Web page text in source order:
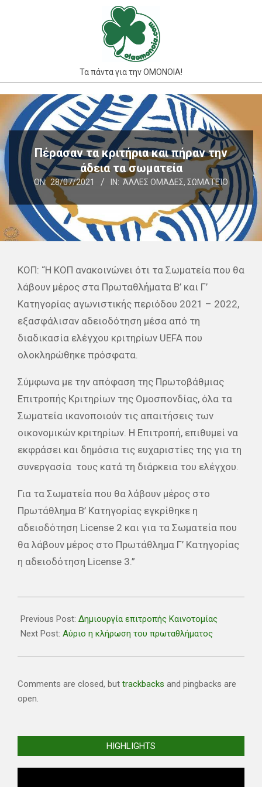
Τα πάντα για την ΟΜΟΝΟΙΑ!
Primary
Navigation
Menu
Πέρασαν τα κριτήρια και πήραν την
άδεια τα σωματεία
ON: 28/07/2021 IN: ΆΛΛΕΣ ΟΜΆΔΕΣ, ΣΩΜΑΤΕΊΟ
ΚΟΠ: “Η ΚΟΠ ανακοινώνει ότι τα Σωματεία που θα
λάβουν μέρος στα Πρωταθλήματα Β’ και Γ’
Κατηγορίας αγωνιστικής περιόδου 2021 – 2022,
εξασφάλισαν αδειοδότηση μέσα από τη
διαδικασία ελέγχου κριτηρίων UEFA που
ολοκληρώθηκε πρόσφατα.
Σύμφωνα με την απόφαση της Πρωτοβάθμιας
Επιτροπής Κριτηρίων της Ομοσπονδίας, όλα τα
Σωματεία ικανοποιούν τις απαιτήσεις των
οικονομικών κριτηρίων. Η Επιτροπή, επιθυμεί να
εκφράσει και δημόσια τις ευχαριστίες της για τη
συνεργασία τους κατά τη διάρκεια του ελέγχου.
Για τα Σωματεία που θα λάβουν μέρος στο
Πρωτάθλημα Β’ Κατηγορίας εγκρίθηκε η
αδειοδότηση License 2 και για τα Σωματεία που
θα λάβουν μέρος στο Πρωτάθλημα Γ’ Κατηγορίας
η αδειοδότηση License 3.”
07-
28
Previous Post: Δημιουργία επιτροπής Καινοτομίας
Next Post: Αύριο η κλήρωση του πρωταθλήματος
Comments are closed, but trackbacks and pingbacks are
open.
HIGHLIGHTS